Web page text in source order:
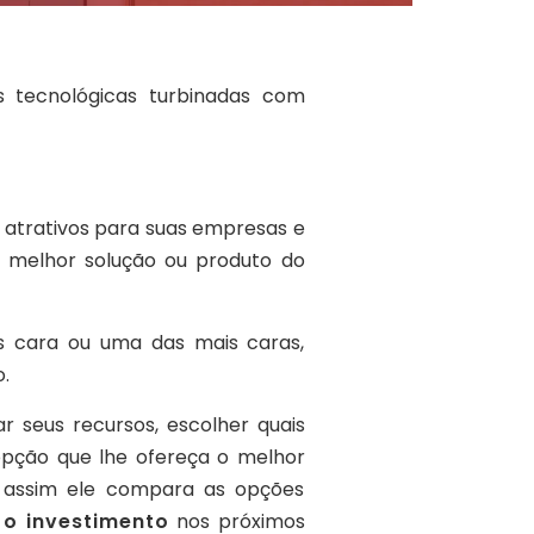
tecnológicas turbinadas com
para suas empresas e
solução ou produto do
cara ou uma das mais caras,
seus recursos, escolher quais
que lhe ofereça o melhor
ele compara as opções
investimento nos próximos